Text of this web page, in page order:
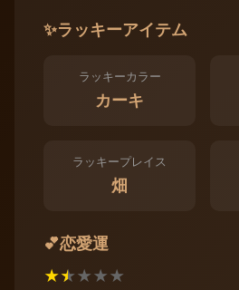
✨ラッキーアイテム
ラッキーカラー
カーキ
ラッキープレイス
畑
💕恋愛運
★★★★★